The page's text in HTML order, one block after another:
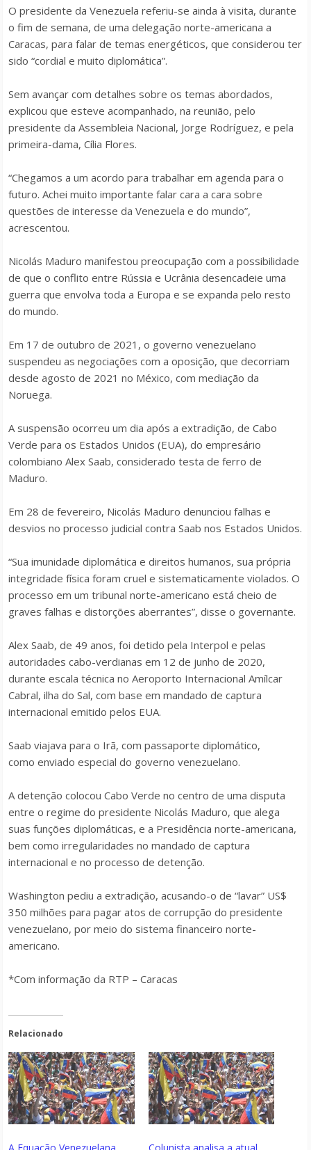
O presidente da Venezuela referiu-se ainda à visita, durante
o fim de semana, de uma delegação norte-americana a
Caracas, para falar de temas energéticos, que considerou ter
sido “cordial e muito diplomática”.
Sem avançar com detalhes sobre os temas abordados,
explicou que esteve acompanhado, na reunião, pelo
presidente da Assembleia Nacional, Jorge Rodríguez, e pela
primeira-dama, Cília Flores.
“Chegamos a um acordo para trabalhar em agenda para o
futuro. Achei muito importante falar cara a cara sobre
questões de interesse da Venezuela e do mundo”,
acrescentou.
Nicolás Maduro manifestou preocupação com a possibilidade
de que o conflito entre Rússia e Ucrânia desencadeie uma
guerra que envolva toda a Europa e se expanda pelo resto
do mundo.
Em 17 de outubro de 2021, o governo venezuelano
suspendeu as negociações com a oposição, que decorriam
desde agosto de 2021 no México, com mediação da
Noruega.
A suspensão ocorreu um dia após a extradição, de Cabo
Verde para os Estados Unidos (EUA), do empresário
colombiano Alex Saab, considerado testa de ferro de
Maduro.
Em 28 de fevereiro, Nicolás Maduro denunciou falhas e
desvios no processo judicial contra Saab nos Estados Unidos.
“Sua imunidade diplomática e direitos humanos, sua própria
integridade física foram cruel e sistematicamente violados. O
processo em um tribunal norte-americano está cheio de
graves falhas e distorções aberrantes”, disse o governante.
Alex Saab, de 49 anos, foi detido pela Interpol e pelas
autoridades cabo-verdianas em 12 de junho de 2020,
durante escala técnica no Aeroporto Internacional Amílcar
Cabral, ilha do Sal, com base em mandado de captura
internacional emitido pelos EUA.
Saab viajava para o Irã, com passaporte diplomático,
como enviado especial do governo venezuelano.
A detenção colocou Cabo Verde no centro de uma disputa
entre o regime do presidente Nicolás Maduro, que alega
suas funções diplomáticas, e a Presidência norte-americana,
bem como irregularidades no mandado de captura
internacional e no processo de detenção.
Washington pediu a extradição, acusando-o de “lavar” US$
350 milhões para pagar atos de corrupção do presidente
venezuelano, por meio do sistema financeiro norte-
americano.
*Com informação da RTP – Caracas
Relacionado